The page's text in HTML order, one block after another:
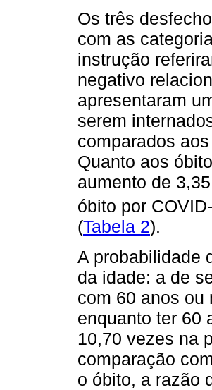
Os três
com as
instrução
negativo
apresentaram
serem
comparados
Quanto aos
aumento de
óbito por
(Tabela 2).
A probabilidade
da idade: a de
com 60 anos ou
enquanto ter 60
10,70 vezes na
comparação
o óbito, a razão